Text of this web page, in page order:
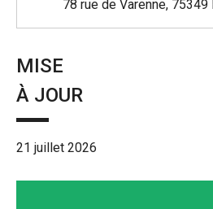
78 rue de Varenne,
MISE
À JOUR
21 juillet 2026